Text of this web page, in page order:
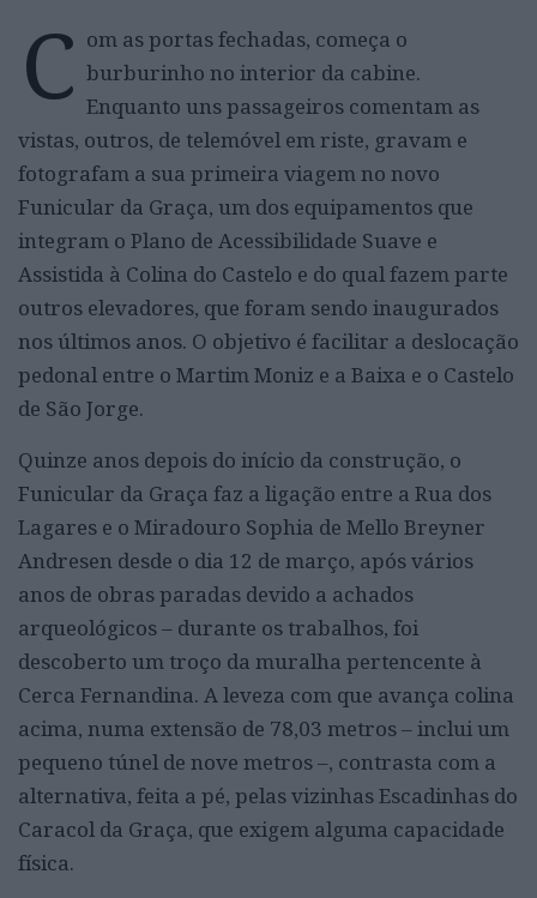
C om as portas fechadas, começa o
burburinho no interior da cabine.
Enquanto uns passageiros comentam as
vistas, outros, de telemóvel em riste, gravam e
fotografam a sua primeira viagem no novo
Funicular da Graça, um dos equipamentos que
integram o Plano de Acessibilidade Suave e
Assistida à Colina do Castelo e do qual fazem parte
outros elevadores, que foram sendo inaugurados
nos últimos anos. O objetivo é facilitar a deslocação
pedonal entre o Martim Moniz e a Baixa e o Castelo
de São Jorge.
Quinze anos depois do início da construção, o
Funicular da Graça faz a ligação entre a Rua dos
Lagares e o Miradouro Sophia de Mello Breyner
Andresen desde o dia 12 de março, após vários
anos de obras paradas devido a achados
arqueológicos – durante os trabalhos, foi
descoberto um troço da muralha pertencente à
Cerca Fernandina. A leveza com que avança colina
acima, numa extensão de 78,03 metros – inclui um
pequeno túnel de nove metros –, contrasta com a
alternativa, feita a pé, pelas vizinhas Escadinhas do
Caracol da Graça, que exigem alguma capacidade
física.